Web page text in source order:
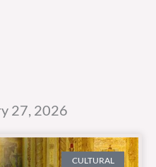
27, 2026
CULTURAL